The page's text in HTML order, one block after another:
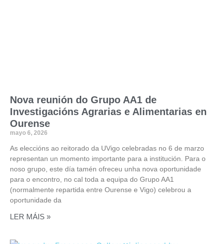
Nova reunión do Grupo AA1 de
Investigacións Agrarias e Alimentarias en
Ourense
mayo 6, 2026
As eleccións ao reitorado da UVigo celebradas no 6 de marzo
representan un momento importante para a institución. Para o
noso grupo, este día tamén ofreceu unha nova oportunidade
para o encontro, no cal toda a equipa do Grupo AA1
(normalmente repartida entre Ourense e Vigo) celebrou a
oportunidade da
LER MÁIS »